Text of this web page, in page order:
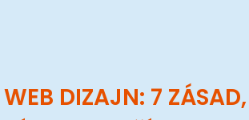
DIZAJN: 7 ZÁSAD,